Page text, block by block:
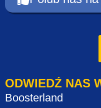
ODWIEDŹ NAS
Boosterland